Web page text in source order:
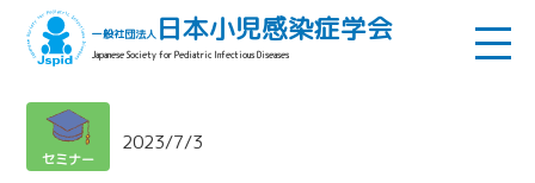
一般社団法人 日本小児感染症学会
Japanese Society for Pediatric Infectious Diseases
セミナー
2023/7/3